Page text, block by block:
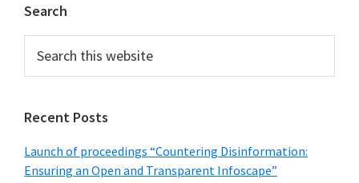
Primary
Sidebar
Search
this
Recent Posts
Launch of proceedings “Countering Disinformation:
Ensuring an Open and Transparent Infoscape”